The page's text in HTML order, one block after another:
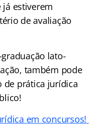
já estiverem
de avaliação
lato-
também pode
de prática jurídica
em concursos!